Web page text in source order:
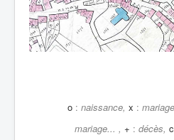
14e au 18e siècle
Sources
Contactez-nous
o : naissance, x :
mariage... , + : décès,